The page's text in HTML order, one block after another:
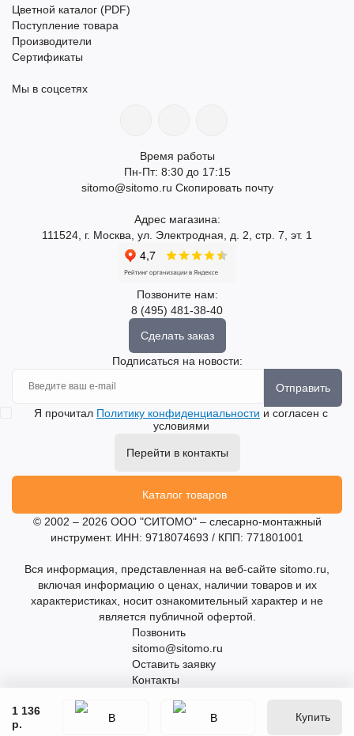
1 136
р.
Купить
Цветной каталог (PDF)
Поступление товара
Производители
Сертификаты
Мы в соцсетях
Время работы
Пн-Пт: 8:30 до 17:15
sitomo@sitomo.ru Скопировать почту
Адрес магазина:
111524, г. Москва, ул. Электродная, д. 2, стр. 7, эт. 1
Позвоните нам:
8 (495) 481-38-40
Сделать заказ
Подписаться на новости:
Отправить
Я прочитал Политику конфиденциальности и согласен с
условиями
Перейти в контакты
Каталог товаров
© 2002 – 2026 ООО "СИТОМО" – слесарно-монтажный
инструмент. ИНН: 9718074693 / КПП: 771801001
Вся информация, представленная на веб-сайте sitomo.ru,
включая информацию о ценах, наличии товаров и их
характеристиках, носит ознакомительный характер и не
является публичной офертой.
Позвонить
sitomo@sitomo.ru
Оставить заявку
Контакты